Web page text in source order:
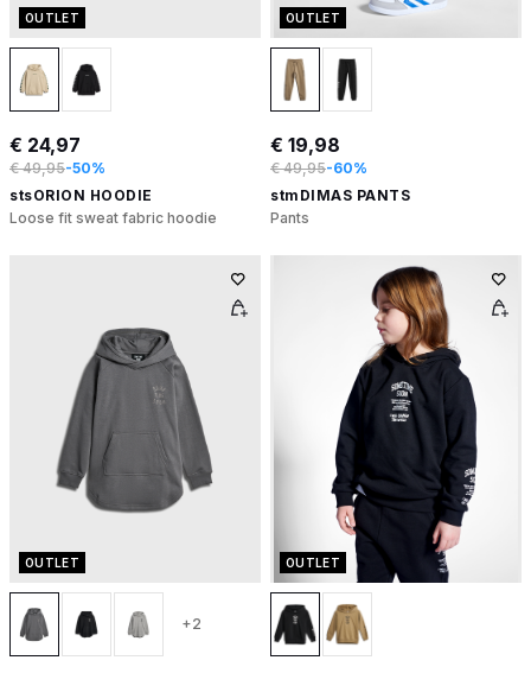
OUTLET
€ 24,97
€ 49,95-50%
stsORION HOODIE
Loose fit sweat fabric hoodie
OUTLET
€ 19,98
€ 49,95-60%
stmDIMAS PANTS
Pants
OUTLET
+2
OUTLET